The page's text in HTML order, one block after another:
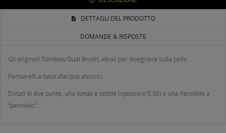
DETTAGLI DEL PRODOTTO
DOMANDE & RISPOSTE
Gli originali Tombow Dual Brush, ideali per disegnare sulla pelle.
Pennarelli a base d’acqua atossici.
Dotati di due punte, una tonda e sottile (spessore 0,30) e una flessibile a
“pennello”.